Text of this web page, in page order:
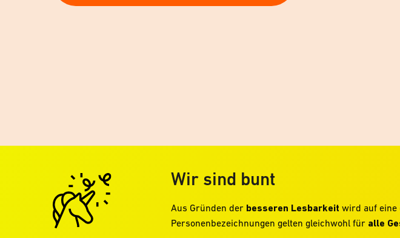
Wir sind bunt
Aus Gründen der besseren Lesbarkeit wird auf eine
Personenbezeichnungen gelten gleichwohl für alle